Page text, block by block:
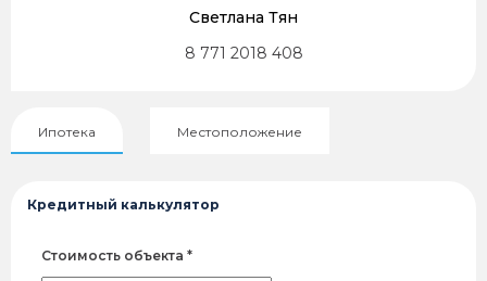
Светлана Тян
8 771 2018 408
Ипотека Местоположение
Кредитный калькулятор
Стоимость объекта *